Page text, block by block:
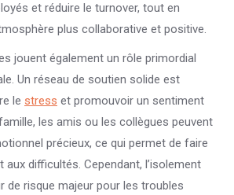
et réduire le turnover, tout en
plus collaborative et positive.
jouent également un rôle primordial
Un réseau de soutien solide est
le stress et promouvoir un sentiment
les amis ou les collègues peuvent
précieux, ce qui permet de faire
difficultés. Cependant, l’isolement
de risque majeur pour les troubles